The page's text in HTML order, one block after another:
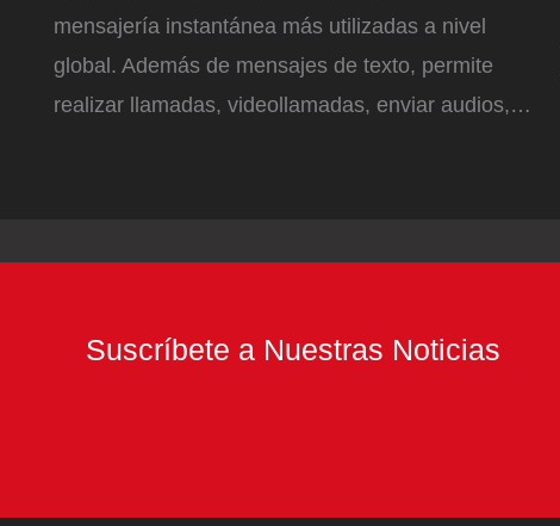
mensajería instantánea más utilizadas a nivel
global. Además de mensajes de texto, permite
realizar llamadas, videollamadas, enviar audios,…
Suscríbete a Nuestras Noticias